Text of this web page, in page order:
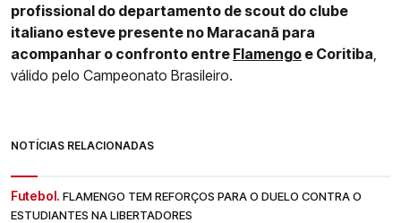
profissional do departamento de scout do clube
italiano esteve presente no Maracanã para
acompanhar o confronto entre Flamengo e Coritiba
válido pelo Campeonato Brasileiro.
NOTÍCIAS RELACIONADAS
Futebol. FLAMENGO TEM REFORÇOS PARA O DUELO CONTRA O
ESTUDIANTES NA LIBERTADORES